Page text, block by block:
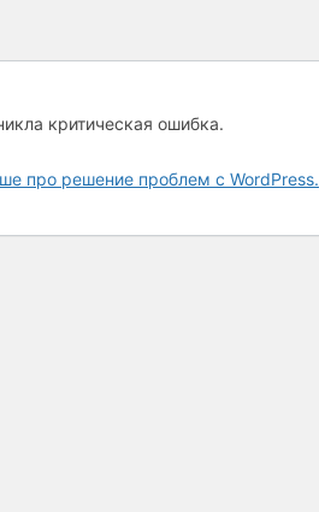
критическая ошибка.
про решение проблем с WordPress.